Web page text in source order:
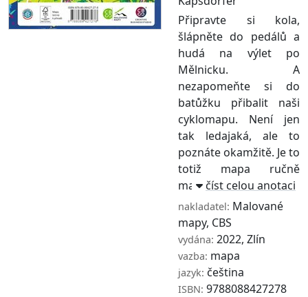
Připravte si kola,
šlápněte do pedálů a
hudá na výlet po
Mělnicku. A
nezapomeňte si do
batůžku přibalit naši
cyklomapu. Není jen
tak ledajaká, ale to
poznáte okamžitě. Je to
totiž mapa ručně
malov ...číst celou anotaci
nakladatel: Malované
mapy, CBS
vydána: 2022, Zlín
vazba: mapa
jazyk: čeština
ISBN: 9788088427278